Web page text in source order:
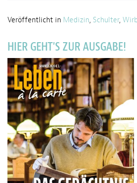
Veröffentlicht in Medizin, Schulter,
HIER GEHT'S ZUR AUSGABE!